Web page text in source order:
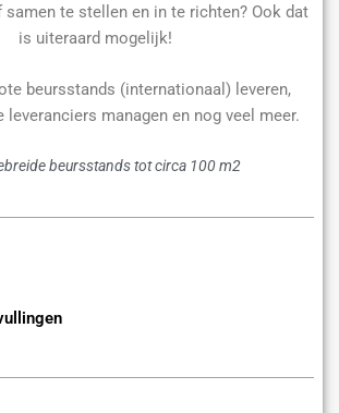
samen te stellen en in te richten? Ook dat
is uiteraard mogelijk!
beursstands (internationaal) leveren,
leveranciers managen en nog veel meer.
beursstands tot circa 100 m2